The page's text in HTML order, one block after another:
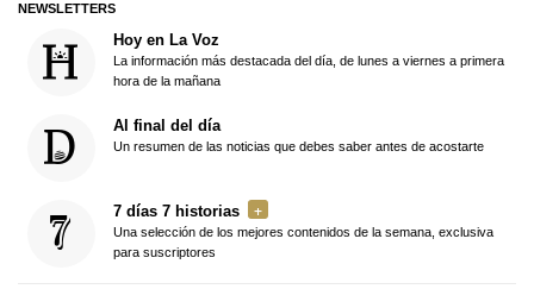
NEWSLETTERS
Hoy en La Voz
La información más destacada del día, de lunes a viernes a primera
hora de la mañana
Al final del día
Un resumen de las noticias que debes saber antes de acostarte
7 días 7 historias
Una selección de los mejores contenidos de la semana, exclusiva
para suscriptores